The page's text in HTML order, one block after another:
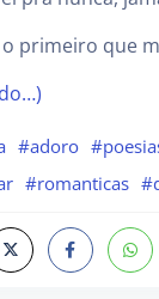
o primeiro que
#adoro
#romanticas